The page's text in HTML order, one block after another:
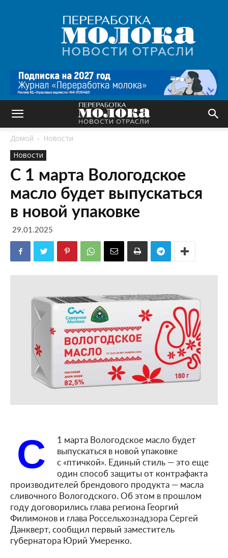
Переработка
молока
|
Новости
Домой
Новости
Новости
С 1 марта Вологодское
масло будет выпускаться
в новой упаковке
29.01.2025
С
1 марта Вологодское масло будет
выпускаться в новой упаковке
с «птичкой». Единый стиль — это еще
один способ защиты от контрафакта
производителей брендового продукта — масла
сливочного Вологодского. Об этом в прошлом
году договорились глава региона Георгий
Филимонов и глава Россельхознадзора Сергей
Данкверт, сообщил первый заместитель
губернатора Юрий Умеренко.